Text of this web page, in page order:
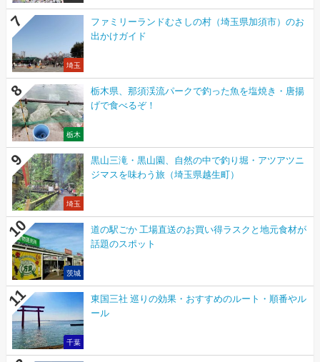
埼玉
ファミリーランドむさしの村（埼玉県加須市）のお
出かけガイド
栃木
栃木県、那須渓流パークで釣った魚を塩焼き・唐揚
げで食べるぞ！
埼玉
黒山三滝・黒山園、自然の中で釣り堀・アツアツニ
ジマスを味わう旅（埼玉県越生町）
茨城
道の駅ごか 工場直送のお買い得ラスクと地元食材が
話題のスポット
千葉
東国三社 巡りの効果・おすすめのルート・順番やル
ール